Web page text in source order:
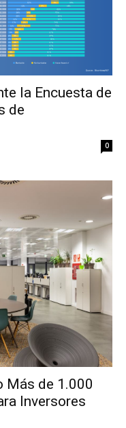
la Encuesta de
de
0
Más de 1.000
Inversores